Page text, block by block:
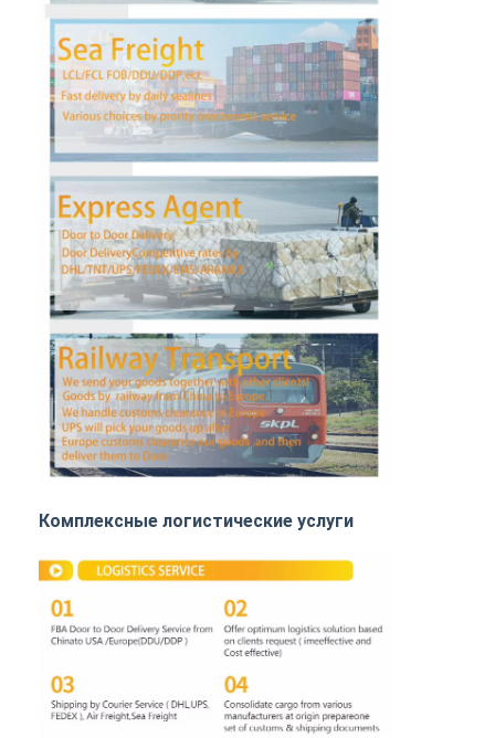
Перевозимый самолетами груз передний
Морские перевозки
ДДП доставка из Китая
срочная доставка
ЖЕЛЕЗНОДОРОЖНЫЕ ПЕРЕВОЗКИ
Отправить на Amazon
Грузовые перевозки
Служба хранения
Комплексные логистические услуги